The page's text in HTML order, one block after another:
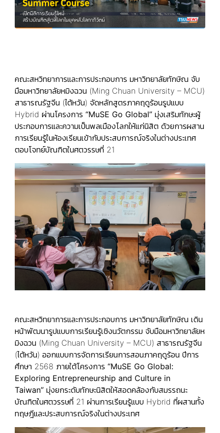
คณะสหวิทยาการและการประกอบการ มหาวิทยาลัยทักษิณ จับ
มือมหาวิทยาลัยหมิงฉวน (Ming Chuan University – MCU)
สาธารณรัฐจีน (ไต้หวัน) จัดหลักสูตรภาคฤดูร้อนรูปแบบ
Hybrid ผ่านโครงการ “MuSE Go Global” มุ่งเสริมทักษะผู้
ประกอบการและความเป็นพลเมืองโลกให้แก่นิสิต ด้วยการผสาน
การเรียนรู้ในห้องเรียนเข้ากับประสบการณ์จริงในต่างประเทศ
ตอบโจทย์บัณฑิตในศตวรรษที่ 21
คณะสหวิทยาการและการประกอบการ มหาวิทยาลัยทักษิณ เดิน
หน้าพัฒนารูปแบบการเรียนรู้เชิงนวัตกรรม จับมือมหาวิทยาลัยห
มิงฉวน (Ming Chuan University – MCU) สาธารณรัฐจีน
(ไต้หวัน) ออกแบบการจัดการเรียนการสอนภาคฤดูร้อน ปีการ
ศึกษา 2568 ภายใต้โครงการ “MuSE Go Global:
Exploring Entrepreneurship and Culture in
Taiwan” มุ่งยกระดับทักษะนิสิตให้สอดคล้องกับสมรรถนะ
บัณฑิตในศตวรรษที่ 21 ผ่านการเรียนรู้แบบ Hybrid ที่ผสานทั้ง
ทฤษฎีและประสบการณ์จริงในต่างประเทศ